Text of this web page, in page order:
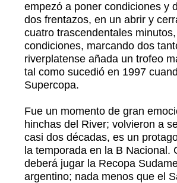
empezó a poner condiciones y
dos frentazos, en un abrir y
cuatro trascendentales
condiciones, marcando dos
riverplatense añada un trofeo
tal como sucedió en 1997
Supercopa.
Fue un momento de gran
hinchas del River; volvieron a
casi dos décadas, es un
la temporada en la B
deberá jugar la Recopa
argentino; nada menos que el